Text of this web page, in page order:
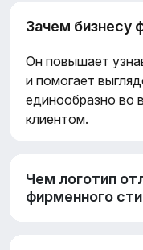
Зачем бизнесу
Он повышает
и помогает
единообразно во
клиентом.
Чем логотип
фирменного